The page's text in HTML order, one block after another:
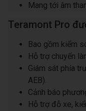
Mang tới âm
Teramont Pro
Bao gồm kiểm
Hỗ trợ chuyển
Giám sát phía
AEB).
Cảnh báo
Hỗ trợ đỗ xe,